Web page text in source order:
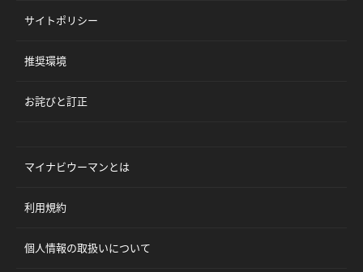
サイトポリシー
推奨環境
お詫びと訂正
マイナビウーマンとは
利用規約
個人情報の取扱いについて